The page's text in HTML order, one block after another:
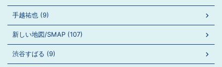
手越祐也 (9)
新しい地図/SMAP (107)
渋谷すばる (9)